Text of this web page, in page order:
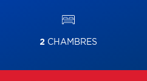
2CHAMBRES